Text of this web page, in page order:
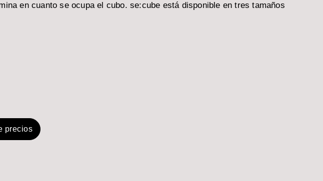
en cuanto se ocupa el cubo. se:cube está disponible en tres tamaños
precios